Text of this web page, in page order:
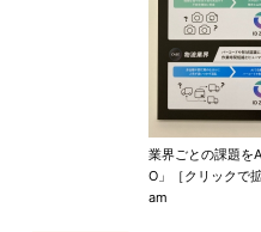
業界ごとの課題を
O」［クリックで
am